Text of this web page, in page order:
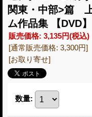
関東・中部>篇
ム作品集 【DVD】
販売価格: 3,135円(税込)
[通常販売価格: 3,300円]
[お取り寄せ]
数量: